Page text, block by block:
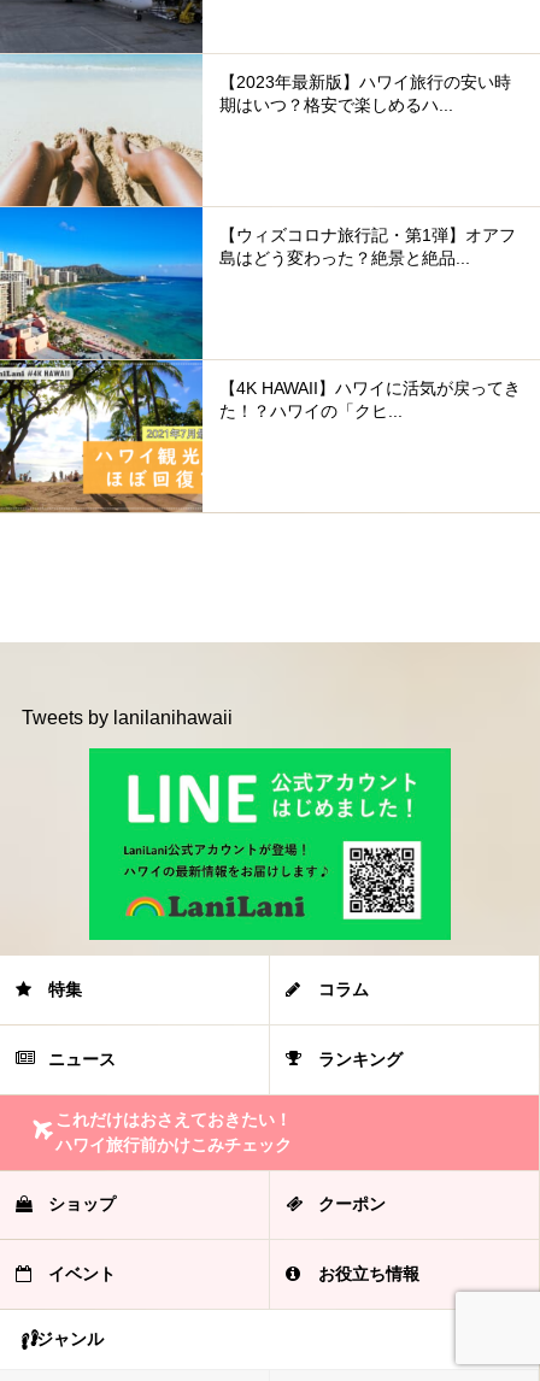
【2023年最新版】ハワイ旅行の安い時
期はいつ？格安で楽しめるハ...
【ウィズコロナ旅行記・第1弾】オアフ
島はどう変わった？絶景と絶品...
【4K HAWAII】ハワイに活気が戻ってき
た！？ハワイの「クヒ...
Tweets by lanilanihawaii
特集 コラム
ニュース ランキング
これだけはおさえておきたい！
ハワイ旅行前かけこみチェック
ショップ クーポン
イベント お役立ち情報
ジャンル